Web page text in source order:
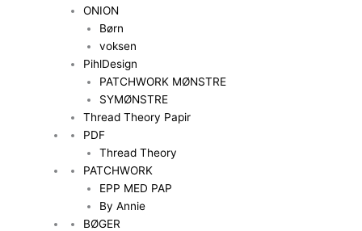
ONION
Børn
voksen
PihlDesign
PATCHWORK MØNSTRE
SYMØNSTRE
Thread Theory Papir
PDF
Thread Theory
PATCHWORK
EPP MED PAP
By Annie
BØGER